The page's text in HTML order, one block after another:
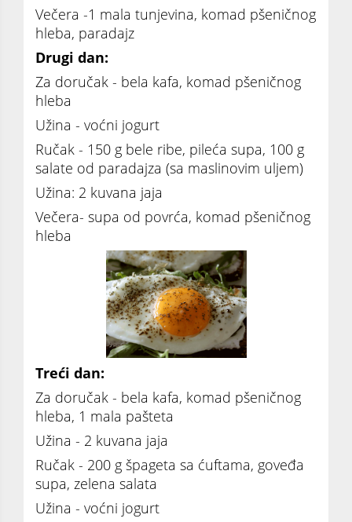
Večera -1 mala tunjevina, komad pšeničnog
hleba, paradajz
Drugi dan:
Za doručak - bela kafa, komad pšeničnog
hleba
Užina - voćni jogurt
Ručak - 150 g bele ribe, pileća supa, 100 g
salate od paradajza (sa maslinovim uljem)
Užina: 2 kuvana jaja
Večera- supa od povrća, komad pšeničnog
hleba
Treći dan:
Za doručak - bela kafa, komad pšeničnog
hleba, 1 mala pašteta
Užina - 2 kuvana jaja
Ručak - 200 g špageta sa ćuftama, goveđa
supa, zelena salata
Užina - voćni jogurt